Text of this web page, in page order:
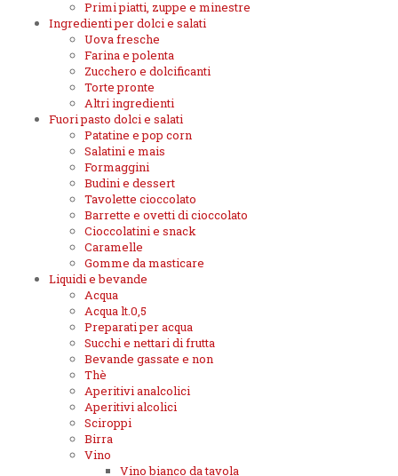
Primi piatti, zuppe e minestre
Ingredienti per dolci e salati
Uova fresche
Farina e polenta
Zucchero e dolcificanti
Torte pronte
Altri ingredienti
Fuori pasto dolci e salati
Patatine e pop corn
Salatini e mais
Formaggini
Budini e dessert
Tavolette cioccolato
Barrette e ovetti di cioccolato
Cioccolatini e snack
Caramelle
Gomme da masticare
Liquidi e bevande
Acqua
Acqua lt.0,5
Preparati per acqua
Succhi e nettari di frutta
Bevande gassate e non
Thè
Aperitivi analcolici
Aperitivi alcolici
Sciroppi
Birra
Vino
Vino bianco da tavola